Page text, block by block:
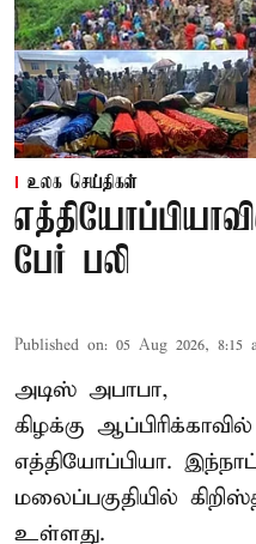
உலக செய்திகள்
பேர் பலி
Published on: 05 Aug 2026, 8:15
அடிஸ் அபாபா,
கிழக்கு
எத்தியோப்பியா.
மலைப்பகுதியில்
உள்ளது.